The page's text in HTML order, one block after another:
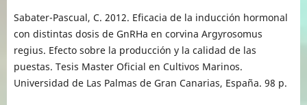
Sabater-Pascual, C. 2012. Eficacia de la inducción hormonal
con distintas dosis de GnRHa en corvina Argyrosomus
regius. Efecto sobre la producción y la calidad de las
puestas. Tesis Master Oficial en Cultivos Marinos.
Universidad de Las Palmas de Gran Canarias, España. 98 p.